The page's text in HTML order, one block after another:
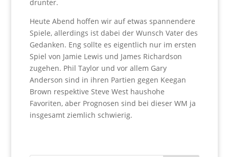
drunter.
Heute Abend hoffen wir auf etwas spannendere
Spiele, allerdings ist dabei der Wunsch Vater des
Gedanken. Eng sollte es eigentlich nur im ersten
Spiel von Jamie Lewis und James Richardson
zugehen. Phil Taylor und vor allem Gary
Anderson sind in ihren Partien gegen Keegan
Brown respektive Steve West haushohe
Favoriten, aber Prognosen sind bei dieser WM ja
insgesamt ziemlich schwierig.